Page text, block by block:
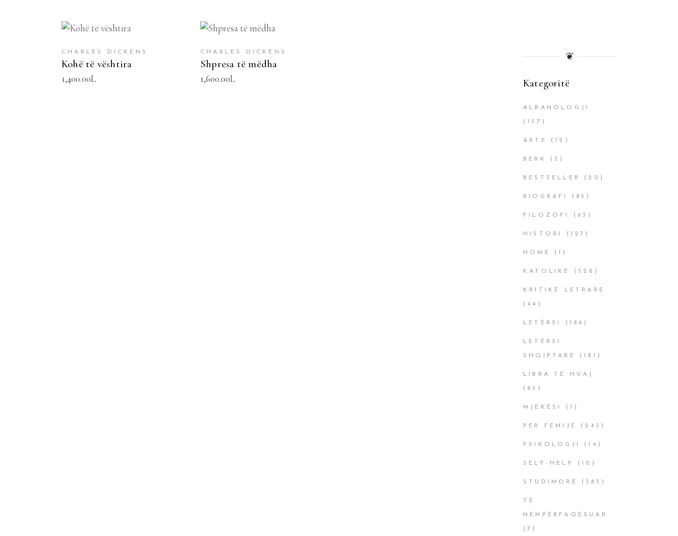
CHARLES DICKENS
Kohë të vështira
1,400.00L
SHTOJE NË SHPORTË
CHARLES DICKENS
Shpresa të mëdha
1,600.00L
❦
Kategoritë
ALBANOLOGJI
(137)
ARTE (12)
BERK (3)
BESTSELLER (20)
BIOGRAFI (85)
FILOZOFI (63)
HISTORI (127)
HOME (1)
KATOLIKË (328)
KRITIKË LETRARE
(44)
LETËRSI (186)
LETËRSI
SHQIPTARE (181)
LIBRA TË HUAJ
(63)
MJEKËSI (1)
PËR FËMIJË (243)
PSIKOLOGJI (14)
SELF-HELP (10)
STUDIMORË (385)
TË
NËNPËRFAQËSUAR
(7)